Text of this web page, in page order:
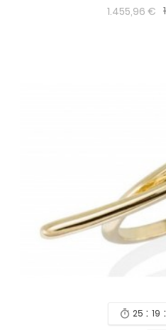
1.455,96 €
 25 : 19 :